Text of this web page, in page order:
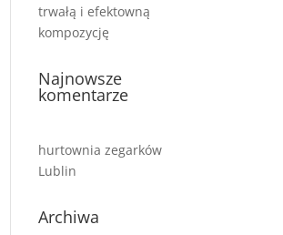
trwałą i efektowną
kompozycję
Najnowsze
komentarze
hurtownia zegarków
Lublin
Archiwa